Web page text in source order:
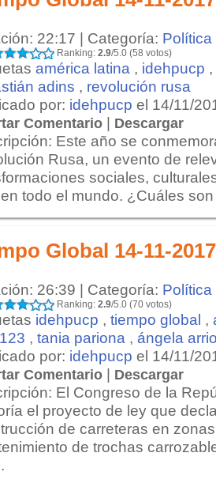
22:17 | Categoría: Política
Ranking: 2.9/5.0 (58 votos)
américa latina , idehpucp ,
adins , revolución rusa
por: idehpucp el 14/11/
Comentario | Descargar
Este año se
Rusa, un evento de
sociales,
todo el mundo. ¿Cuáles son
Global 14-11-
26:39 | Categoría: Política
Ranking: 2.9/5.0 (70 votos)
idehpucp , tiempo global ,
, tania pariona , ángela
por: idehpucp el 14/11/
Comentario | Descargar
El Congreso de la
el proyecto de ley que
de carreteras en
de trochas